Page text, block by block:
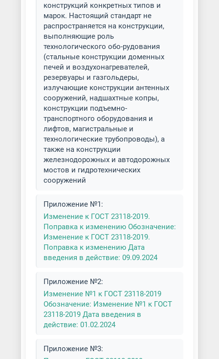
конструкций конкретных типов и
марок. Настоящий стандарт не
распространяется на конструкции,
выполняющие роль
технологического обо-рудования
(стальные конструкции доменных
печей и воздухонагревателей,
резервуары и газгольдеры,
излучающие конструкции антенных
сооружений, надшахтные копры,
конструкции подъемно-
транспортного оборудования и
лифтов, магистральные и
технологические трубопроводы), а
также на конструкции
железнодорожных и автодорожных
мостов и гидротехнических
сооружений
Приложение №1:
Изменение к ГОСТ 23118-2019.
Поправка к изменению Обозначение:
Изменение к ГОСТ 23118-2019.
Поправка к изменению Дата
введения в действие: 09.09.2024
Приложение №2:
Изменение №1 к ГОСТ 23118-2019
Обозначение: Изменение №1 к ГОСТ
23118-2019 Дата введения в
действие: 01.02.2024
Приложение №3: